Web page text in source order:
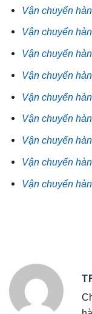
Vận chuyển
Vận chuyển
Vận chuyển
Vận chuyển
Vận chuyển
Vận chuyển
Vận chuyển
Vận chuyển
Vận chuyển